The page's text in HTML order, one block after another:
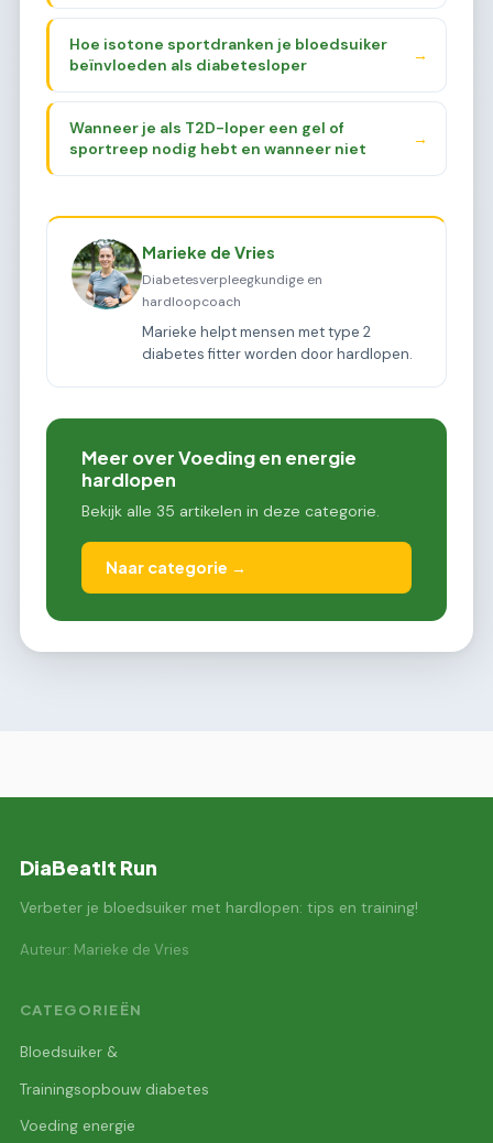
Hoe isotone sportdranken je bloedsuiker
beïnvloeden als diabetesloper
→
Wanneer je als T2D-loper een gel of
sportreep nodig hebt en wanneer niet
→
Marieke de Vries
Diabetesverpleegkundige en
hardloopcoach
Marieke helpt mensen met type 2
diabetes fitter worden door hardlopen.
Meer over Voeding en energie
hardlopen
Bekijk alle 35 artikelen in deze categorie.
Naar categorie →
DiaBeatIt Run
Verbeter je bloedsuiker met hardlopen: tips en training!
Auteur: Marieke de Vries
CATEGORIEËN
Bloedsuiker &
Trainingsopbouw diabetes
Voeding energie